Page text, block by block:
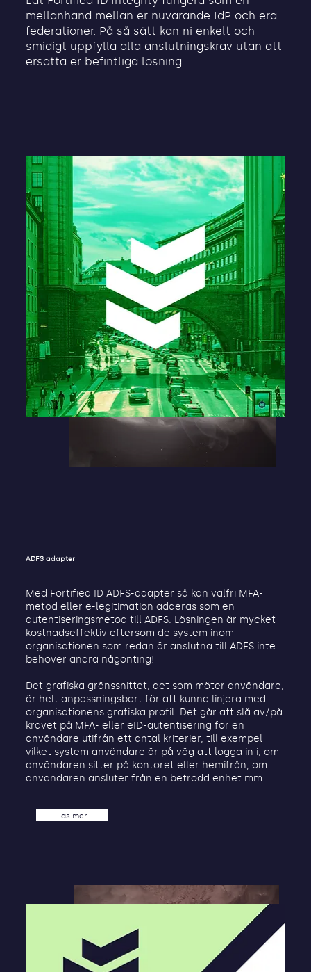
mellanhand mellan er nuvarande IdP och era
federationer. På så sätt kan ni enkelt och
smidigt uppfylla alla anslutningskrav utan att
ersätta er befintliga lösning.
ADFS adapter
Med Fortified ID ADFS-adapter så kan valfri MFA-
metod eller e-legitimation adderas som en
autentiseringsmetod till ADFS. Lösningen är mycket
kostnadseffektiv eftersom de system inom
organisationen som redan är anslutna till ADFS inte
behöver ändra någonting!
Det grafiska gränssnittet, det som möter användare,
är helt anpassningsbart för att kunna linjera med
organisationens grafiska profil. Det går att slå av/på
kravet på MFA- eller eID-autentisering för en
användare utifrån ett antal kriterier, till exempel
vilket system användare är på väg att logga in i, om
användaren sitter på kontoret eller hemifrån, om
användaren ansluter från en betrodd enhet mm
Läs mer